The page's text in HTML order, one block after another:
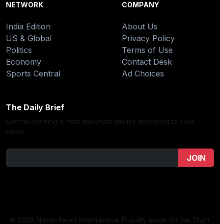
NETWORK
India Edition
US & Global
Politics
Economy
Sports Central
COMPANY
About Us
Privacy Policy
Terms of Use
Contact Desk
Ad Choices
The Daily Brief
Get the morning's most important stories delivered to your
inbox.
JOIN
© 2026 Nation News International. Proudly made for the Truth.